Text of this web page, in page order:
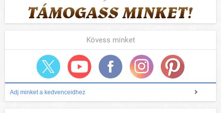
Kövess minket
Adj minket a kedvenceidhez